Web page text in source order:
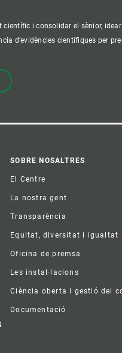
i consolidar el sènior,
d’evidències científiques per
Footer
SOBRE NOSALTRES
El Centre
La nostra gent
Transparència
Equitat, diversitat i igualtat
Oficina de premsa
Les instal·lacions
Ciència oberta i gestió del
Documentació